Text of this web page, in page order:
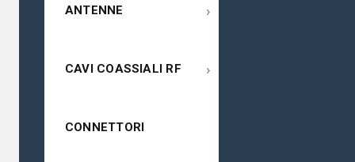
ANTENNE ›
CAVI COASSIALI RF ›
CONNETTORI